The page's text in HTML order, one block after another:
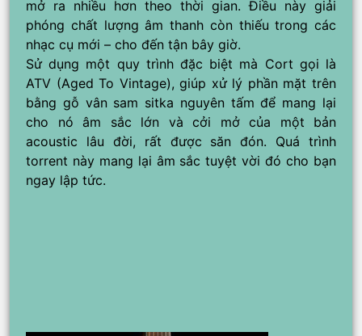
mở ra nhiều hơn theo thời gian. Điều này giải
phóng chất lượng âm thanh còn thiếu trong các
nhạc cụ mới – cho đến tận bây giờ.
Sử dụng một quy trình đặc biệt mà Cort gọi là
ATV (Aged To Vintage), giúp xử lý phần mặt trên
bằng gỗ vân sam sitka nguyên tấm để mang lại
cho nó âm sắc lớn và cởi mở của một bản
acoustic lâu đời, rất được săn đón. Quá trình
torrent này mang lại âm sắc tuyệt vời đó cho bạn
ngay lập tức.